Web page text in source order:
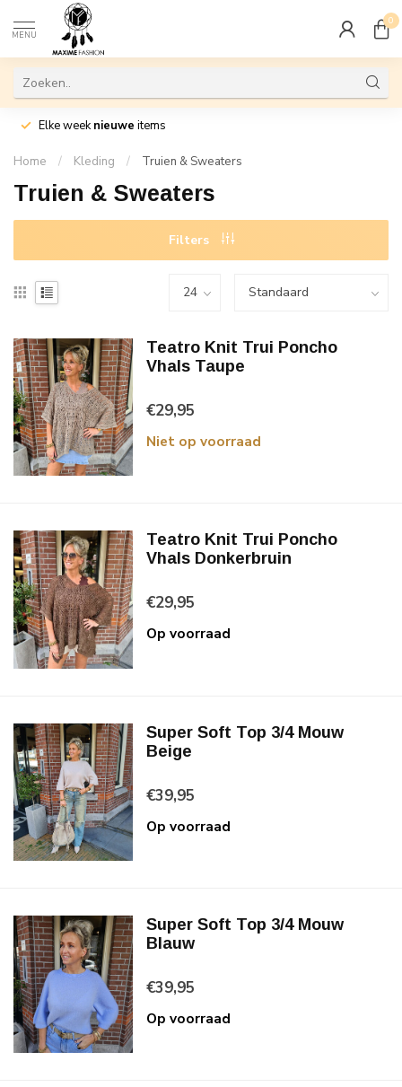
MENU
0
Elke weeknieuwe items
Home / Kleding / Truien & Sweaters
Truien & Sweaters
Filters
Teatro Knit Trui Poncho
Vhals Taupe
€29,95
Niet op voorraad
Teatro Knit Trui Poncho
Vhals Donkerbruin
€29,95
Op voorraad
Super Soft Top 3/4 Mouw
Beige
€39,95
Op voorraad
Super Soft Top 3/4 Mouw
Blauw
€39,95
Op voorraad